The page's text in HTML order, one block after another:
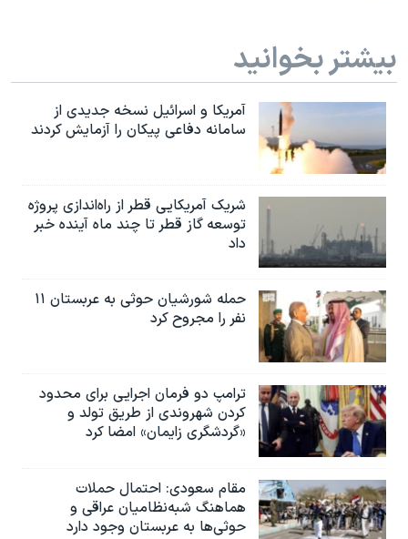
بیشتر بخوانید
آمریکا و اسرائیل نسخه جدیدی از
سامانه دفاعی پیکان را آزمایش کردند
شریک آمریکایی قطر از راه‌اندازی پروژه
توسعه گاز قطر تا چند ماه آینده خبر
داد
حمله شورشیان حوثی به عربستان ۱۱
نفر را مجروح کرد
ترامپ دو فرمان اجرایی برای محدود
کردن شهروندی از طریق تولد و
«گردشگری زایمان» امضا کرد
مقام سعودی: احتمال حملات
هماهنگ شبه‌نظامیان عراقی و
حوثی‌ها به عربستان وجود دارد